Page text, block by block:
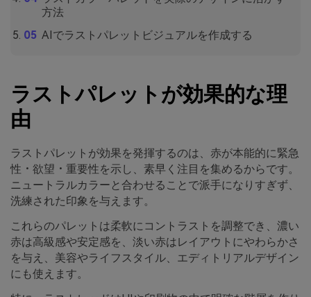
方法
AIでラストパレットビジュアルを作成する
ラストパレットが効果的な理
由
ラストパレットが効果を発揮するのは、赤が本能的に緊急
性・欲望・重要性を示し、素早く注目を集めるからです。
ニュートラルカラーと合わせることで派手になりすぎず、
洗練された印象を与えます。
これらのパレットは柔軟にコントラストを調整でき、濃い
赤は高級感や安定感を、淡い赤はレイアウトにやわらかさ
を与え、美容やライフスタイル、エディトリアルデザイン
にも使えます。